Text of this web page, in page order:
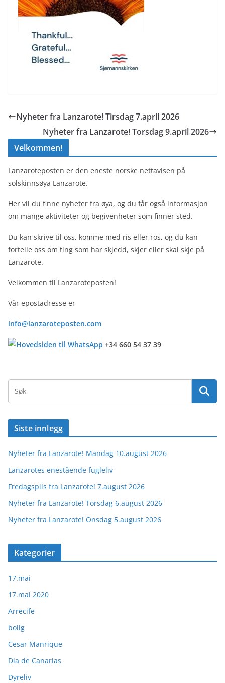
Nyheter fra Lanzarote! Tirsdag 7.april 2026
Nyheter fra Lanzarote! Torsdag 9.april 2026
Velkommen!
Lanzaroteposten er den eneste norske nettavisen på
solskinnsøya Lanzarote.
Her vil du finne nyheter fra øya, og du får også informasjon
om mange aktiviteter og begivenheter som finner sted.
Du kan skrive til oss, komme med ris eller ros, og du kan
fortelle oss om ting som har skjedd, skjer eller skal skje på
Lanzarote.
Velkommen til Lanzaroteposten!
Vår epostadresse er
info@lanzaroteposten.com
+34 660 54 37 39
Siste innlegg
Nyheter fra Lanzarote! Mandag 10.august 2026
Lanzarotes enestående fugleliv
Fredagspils fra Lanzarote! 7.august 2026
Nyheter fra Lanzarote! Torsdag 6.august 2026
Nyheter fra Lanzarote! Onsdag 5.august 2026
Kategorier
17.mai
17.mai 2020
Arrecife
bolig
Cesar Manrique
Dia de Canarias
Dyreliv